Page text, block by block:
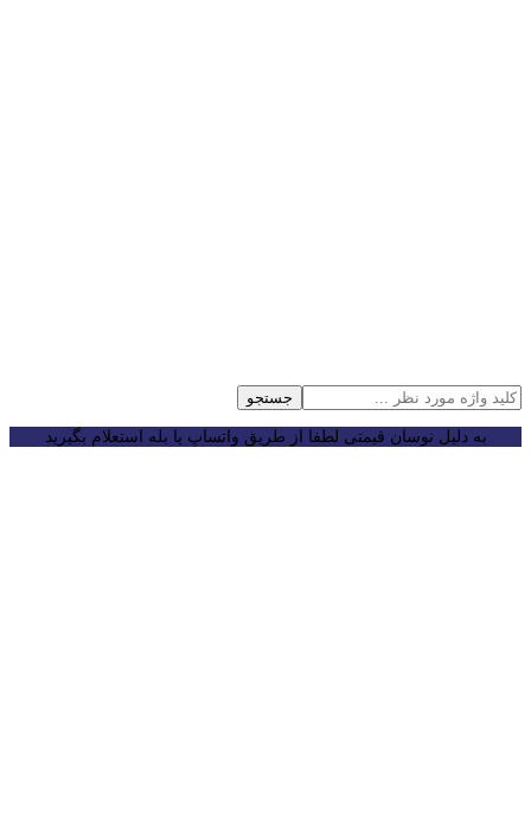
جستجو
به دلیل نوسان قیمتی لطفا از طریق واتساپ یا بله استعلام بگیرید